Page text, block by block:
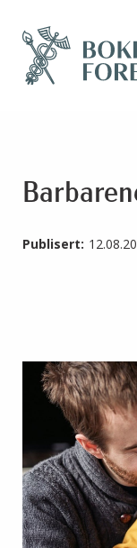
Publisert: